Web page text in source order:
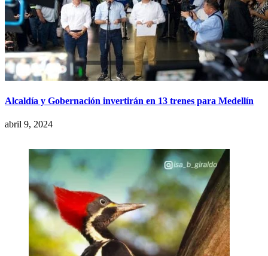
Alcaldía y Gobernación invertirán en 13 trenes para Medellín
abril 9, 2024